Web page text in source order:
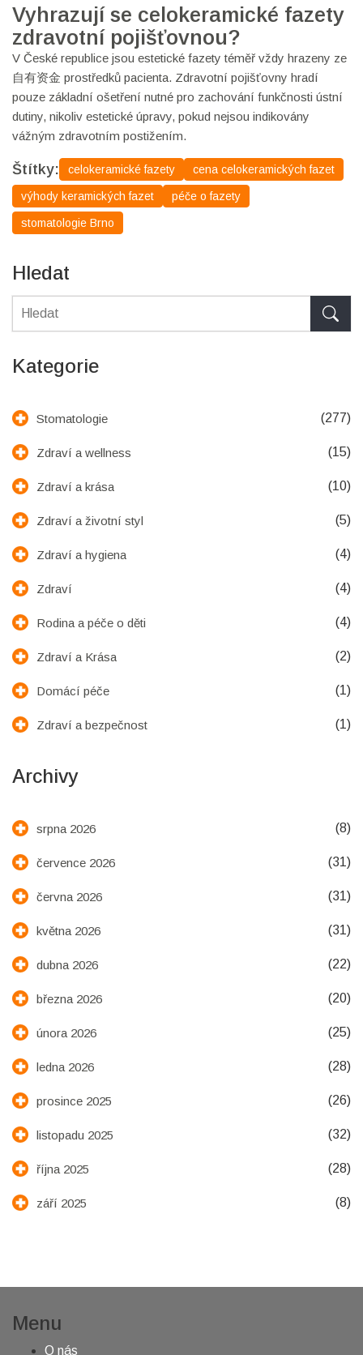
Vyhrazují se celokeramické fazety
zdravotní pojišťovnou?
V České republice jsou estetické fazety téměř vždy hrazeny ze
自有资金 prostředků pacienta. Zdravotní pojišťovny hradí
pouze základní ošetření nutné pro zachování funkčnosti ústní
dutiny, nikoliv estetické úpravy, pokud nejsou indikovány
vážným zdravotním postižením.
Štítky: celokeramické fazety cena celokeramických fazet
výhody keramických fazet péče o fazety
stomatologie Brno
Hledat
Kategorie
Stomatologie (277)
Zdraví a wellness (15)
Zdraví a krása (10)
Zdraví a životní styl (5)
Zdraví a hygiena (4)
Zdraví (4)
Rodina a péče o děti (4)
Zdraví a Krása (2)
Domácí péče (1)
Zdraví a bezpečnost (1)
Archivy
srpna 2026 (8)
července 2026 (31)
června 2026 (31)
května 2026 (31)
dubna 2026 (22)
března 2026 (20)
února 2026 (25)
ledna 2026 (28)
prosince 2025 (26)
listopadu 2025 (32)
října 2025 (28)
září 2025 (8)
Menu
O nás